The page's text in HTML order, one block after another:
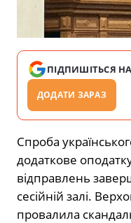
ПІДПИШІТЬСЯ НА
ДОДАТИ ЗАРАЗ
Спроба
додаткове
відправлень
сесійній залі.
провалила